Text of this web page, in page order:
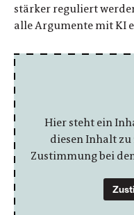
stärker reguliert
alle Argumente mit KI
Hier steht ein
diesen Inhalt
Zustimmung bei